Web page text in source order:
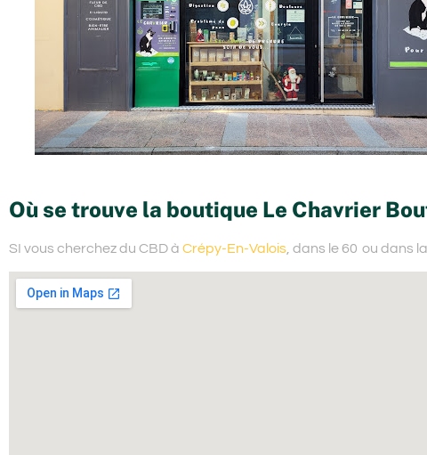
Où se trouve la boutique Le Chavrier
SI vous cherchez du CBD à Crépy-En-Valois , dans le 60 ou dans